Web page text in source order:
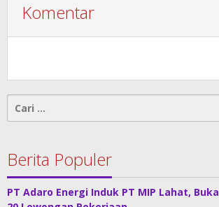
Komentar
Cari
Berita Populer
PT Adaro Energi Induk PT MIP Lahat, Buka